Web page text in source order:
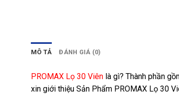
MÔ TẢ ĐÁNH GIÁ (0)
PROMAX Lọ 30 Viên là gì? Thành phần
xin giới thiệu Sản Phẩm PROMAX Lọ 30